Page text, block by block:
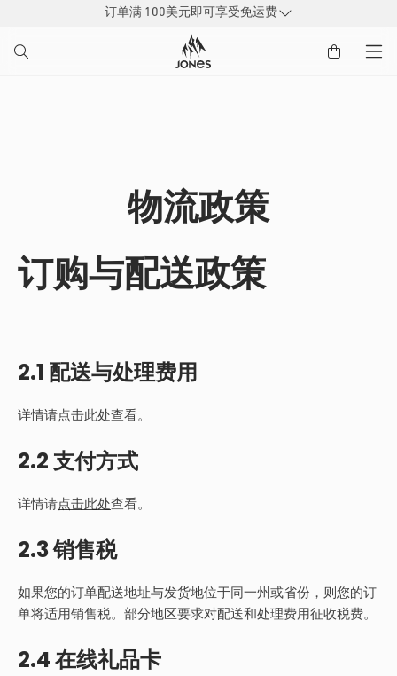
容
订单满 100美元即可享受免运费
物流政策
订购与配送政策
2.1 配送与处理费用
详情请点击此处查看。
2.2 支付方式
详情请点击此处查看。
2.3 销售税
如果您的订单配送地址与发货地位于同一州或省份，则您的订
单将适用销售税。部分地区要求对配送和处理费用征收税费。
2.4 在线礼品卡